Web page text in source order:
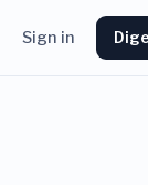
Sign in